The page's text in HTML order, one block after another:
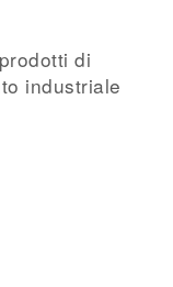
di
industriale